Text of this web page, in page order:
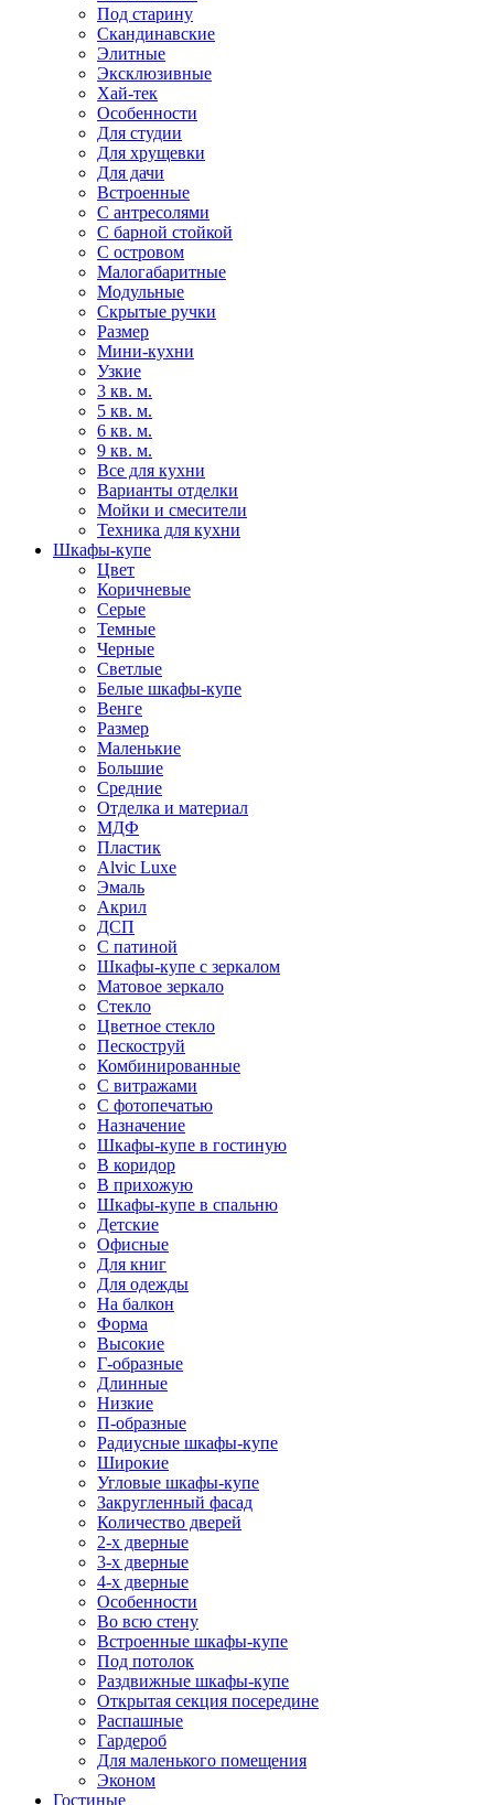
Под старину
Скандинавские
Элитные
Эксклюзивные
Хай-тек
Особенности
Для студии
Для хрущевки
Для дачи
Встроенные
С антресолями
С барной стойкой
С островом
Малогабаритные
Модульные
Скрытые ручки
Размер
Мини-кухни
Узкие
3 кв. м.
5 кв. м.
6 кв. м.
9 кв. м.
Все для кухни
Варианты отделки
Мойки и смесители
Техника для кухни
Шкафы-купе
Цвет
Коричневые
Серые
Темные
Черные
Светлые
Белые шкафы-купе
Венге
Размер
Маленькие
Большие
Средние
Отделка и материал
МДФ
Пластик
Alvic Luxe
Эмаль
Акрил
ДСП
С патиной
Шкафы-купе с зеркалом
Матовое зеркало
Стекло
Цветное стекло
Пескоструй
Комбинированные
С витражами
С фотопечатью
Назначение
Шкафы-купе в гостиную
В коридор
В прихожую
Шкафы-купе в спальню
Детские
Офисные
Для книг
Для одежды
На балкон
Форма
Высокие
Г-образные
Длинные
Низкие
П-образные
Радиусные шкафы-купе
Широкие
Угловые шкафы-купе
Закругленный фасад
Количество дверей
2-х дверные
3-х дверные
4-х дверные
Особенности
Во всю стену
Встроенные шкафы-купе
Под потолок
Раздвижные шкафы-купе
Открытая секция посередине
Распашные
Гардероб
Для маленького помещения
Эконом
Гостиные